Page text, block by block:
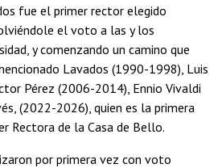
fue el primer rector elegido
el voto a las y los
y comenzando un camino que
Lavados (1990-1998), Luis
Pérez (2006-2014), Ennio Vivaldi
(2022-2026), quien es la primera
Rectora de la Casa de Bello.
por primera vez con voto